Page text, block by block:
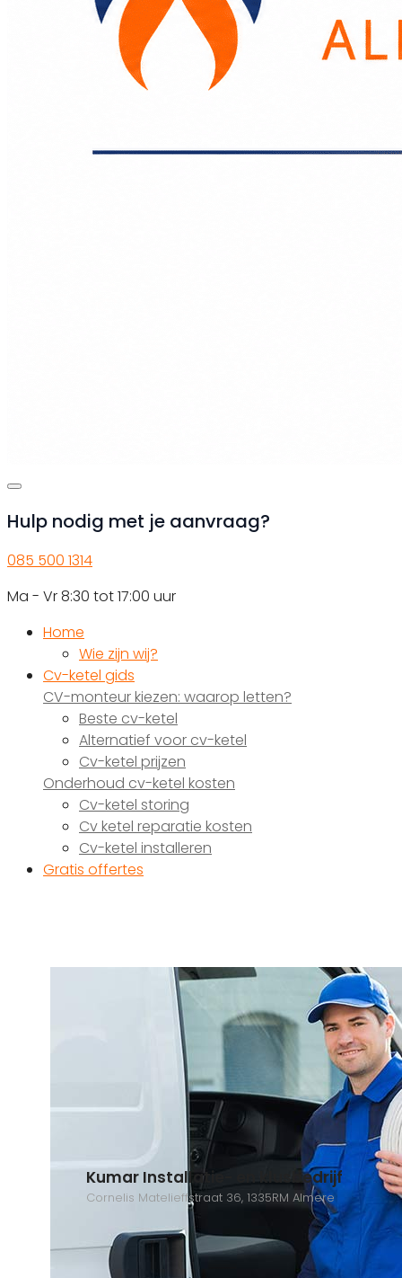
Hulp nodig met je aanvraag?
085 500 1314
Ma - Vr 8:30 tot 17:00 uur
Home
Wie zijn wij?
Cv-ketel gids
CV-monteur kiezen: waarop letten?
Beste cv-ketel
Alternatief voor cv-ketel
Cv-ketel prijzen
Onderhoud cv-ketel kosten
Cv-ketel storing
Cv ketel reparatie kosten
Cv-ketel installeren
Gratis offertes
Kumar Installatie- en klusbedrijf
Cornelis Matelieffstraat 36, 1335RM Almere